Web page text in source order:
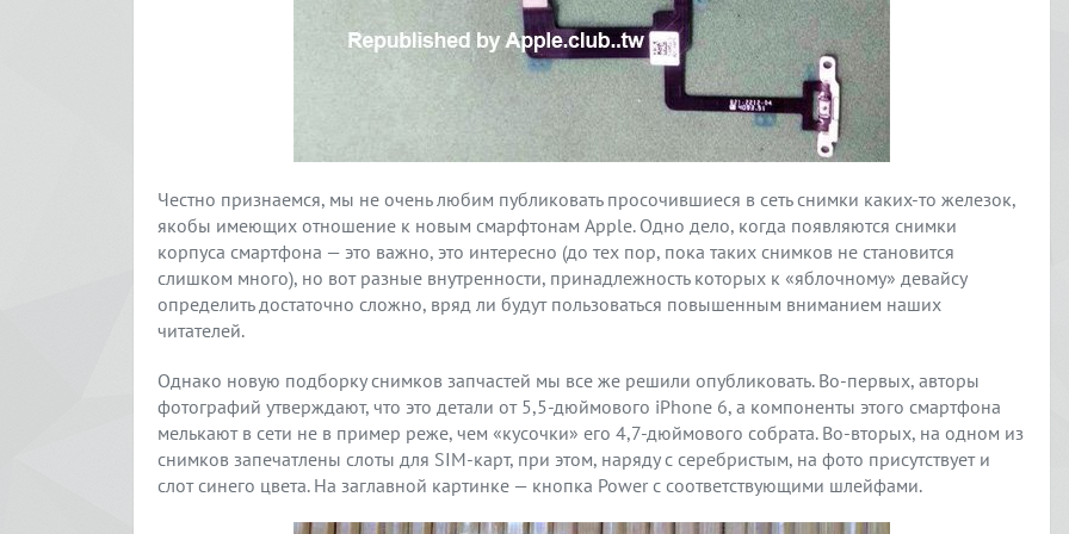
Честно признаемся, мы не очень любим публиковать просочившиеся в сеть снимки каких-то железок,
якобы имеющих отношение к новым смарфтонам Apple. Одно дело, когда появляются снимки
корпуса смартфона — это важно, это интересно (до тех пор, пока таких снимков не становится
слишком много), но вот разные внутренности, принадлежность которых к «яблочному» девайсу
определить достаточно сложно, вряд ли будут пользоваться повышенным вниманием наших
читателей.
Однако новую подборку снимков запчастей мы все же решили опубликовать. Во-первых, авторы
фотографий утверждают, что это детали от 5,5-дюймового iPhone 6, а компоненты этого смартфона
мелькают в сети не в пример реже, чем «кусочки» его 4,7-дюймового собрата. Во-вторых, на одном из
снимков запечатлены слоты для SIM-карт, при этом, наряду с серебристым, на фото присутствует и
слот синего цвета. На заглавной картинке — кнопка Power с соответствующими шлейфами.